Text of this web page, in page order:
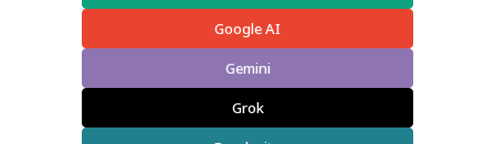
Google AI
Gemini
Grok